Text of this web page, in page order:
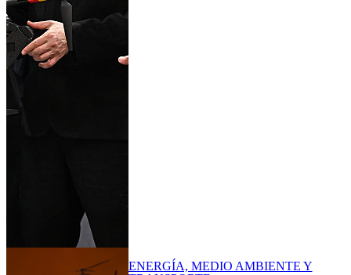
ENERGÍA, MEDIO AMBIENTE Y